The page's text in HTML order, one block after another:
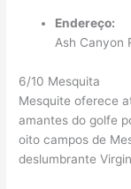
Endereço:
Ash Canyon
6/10 Mesquita
Mesquite oferece
amantes do golfe
oito campos de
deslumbrante